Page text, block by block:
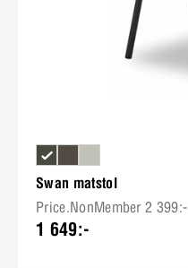
Swan matstol
Price.NonMember 2 399:-
1 649:-